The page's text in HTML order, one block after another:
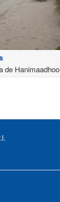
de Hanimaadhoo